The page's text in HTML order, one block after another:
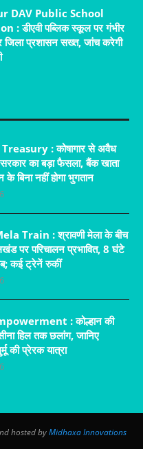
DAV Public School
: डीएवी पब्लिक स्कूल पर गंभीर
जिला प्रशासन सख्त, जांच करेगी
: कोषागार से अवैध
का बड़ा फैसला, बैंक खाता
बिना नहीं होगा भुगतान
Train : श्रावणी मेला के बीच
पर परिचालन प्रभावित, 8 घंटे
कई ट्रेनें रुकीं
: कोल्हान की
हिल तक छलांग, जानिए
की प्रेरक यात्रा
hosted byMidhaxa Innovations